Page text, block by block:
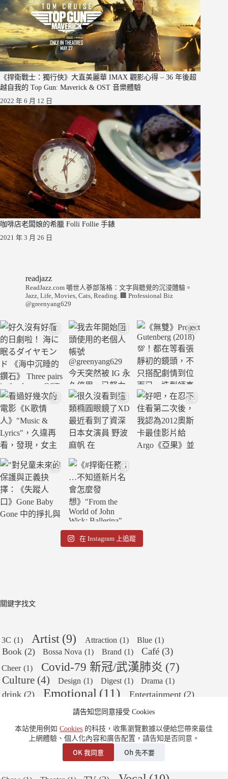
請告知您同意接受 Cookies
本站使用例如Cookies 的科技，收集瀏覽數據以便給您帶來最佳
上網體驗、個人化內容和廣告配置，請告知是否同意。
OK 我同意 Oh 先不要
《捍衛戰士：獨行俠》大直美麗華 IMAX 觀影心得 – 36 年後超
越自我的 Top Gun: Maverick & OST 音樂體驗
2022 年 6 月 12 日
咖啡店老闆娘的希臘 Folli Follie 手錶
2021 年 3 月 26 日
readjazz
ReadJazz.com 嚼世人蔘部落格：文字與聽覺的沉浸體驗。
Jazz, Life, Movies, Cats, Reading. 🏢 Professional Biz
@greenyang629
在 Instagram 上追蹤
關鍵字找文
3C (1) Artist (9) Attraction (1) Blue (1)
Book (2) Bossa Nova (1) Brand (1) Café (3)
Cheer (1) Covid-79 新冠/武漢肺炎 (7)
Culture (4) Design (1) Digest (1) Drama (1)
drink (2) Emotional (11) Entertainment (2)
(1) Food (6) History
(4) Modern (3) Movie(16)
Olympics OST(11)
Pop(9) Saxophone